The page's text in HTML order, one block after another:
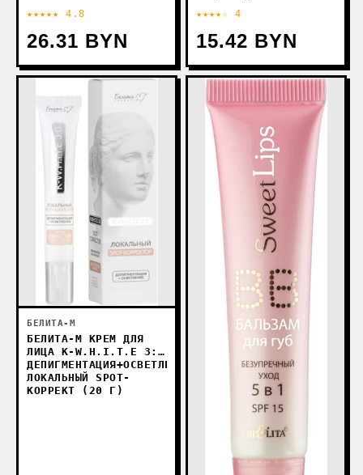
30 МЛ
★★★★★ 4.8
26.31 BYN
TEA CATECHIN КРИО
(75 Г)
★★★★☆ 4
15.42 BYN
БЕЛИТА-М
БЕЛИТА-М КРЕМ ДЛЯ
ЛИЦА K-W.H.I.T.E 3:0
ДЕПИГМЕНТАЦИЯ+ОСВЕТЛЕНИЕ
ЛОКАЛЬНЫЙ SPOT-
КОРРЕКТ (20 Г)